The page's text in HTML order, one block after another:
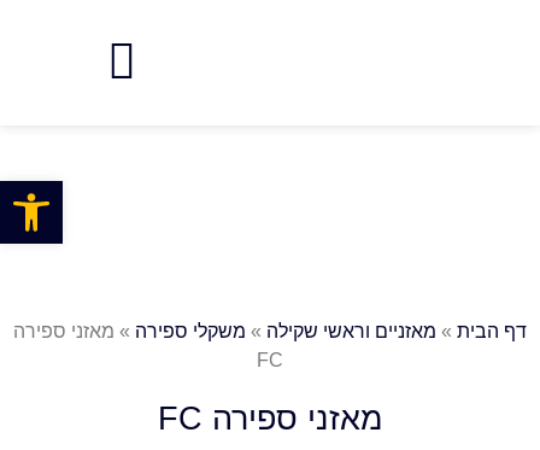
דף הבית » מאזניים וראשי שקילה » משקלי ספירה » מאזני ספירה
FC
מאזני ספירה FC